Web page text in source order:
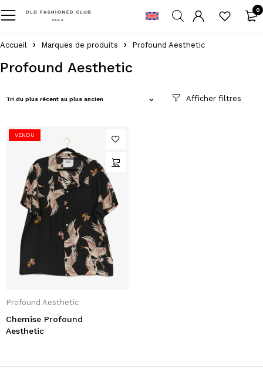
0
Accueil Marques de produits Profound Aesthetic
Profound Aesthetic
Tri du plus récent au plus ancien
VENDU
Profound Aesthetic
Chemise Profound
Aesthetic